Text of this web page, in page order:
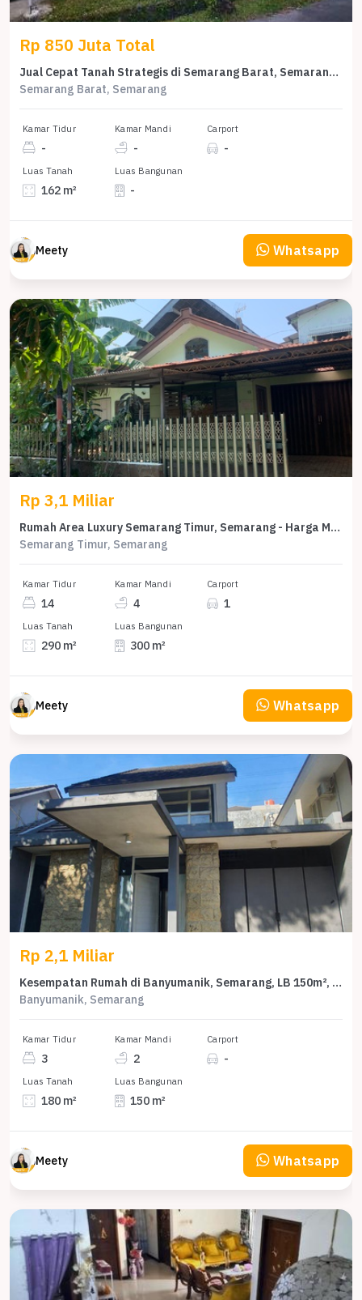
Rp 850 Juta Total
Jual Cepat Tanah Strategis di Semarang Barat, Semarang, LT 162m²
Semarang Barat, Semarang
Kamar Tidur
-
Kamar Mandi
-
Carport
-
Luas Tanah
162 m²
Luas Bangunan
-
Meety Whatsapp
Rp 3,1 Miliar
Rumah Area Luxury Semarang Timur, Semarang - Harga Menarik 3,1 Miliar
Semarang Timur, Semarang
Kamar Tidur
14
Kamar Mandi
4
Carport
1
Luas Tanah
290 m²
Luas Bangunan
300 m²
Meety Whatsapp
Rp 2,1 Miliar
Kesempatan Rumah di Banyumanik, Semarang, LB 150m², Harga 2,1 Miliar
Banyumanik, Semarang
Kamar Tidur
3
Kamar Mandi
2
Carport
-
Luas Tanah
180 m²
Luas Bangunan
150 m²
Meety Whatsapp